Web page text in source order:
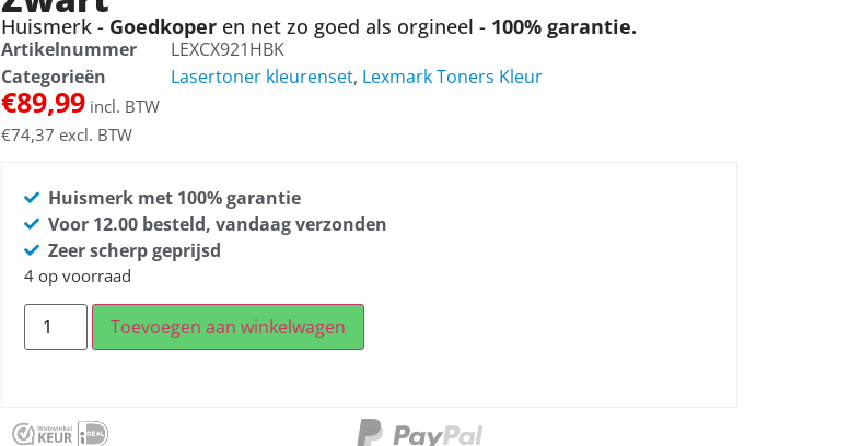
Huismerk - Goedkoperen net zo goed als orgineel - 100% garantie.
Artikelnummer
LEXCX921HBK
Categorieën
Lasertoner kleurenset, Lexmark Toners Kleur
€89,99incl. BTW
€74,37 excl. BTW
Huismerk met 100% garantie
Voor 12.00 besteld, vandaag verzonden
Zeer scherp geprijsd
4 op voorraad
Toevoegen aan winkelwagen